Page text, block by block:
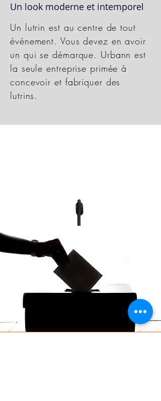
Un look moderne et intemporel
Un lutrin est au centre de tout
événement. Vous devez en avoir
un qui se démarque. Urbann est
la seule entreprise primée à
concevoir et fabriquer des
lutrins.